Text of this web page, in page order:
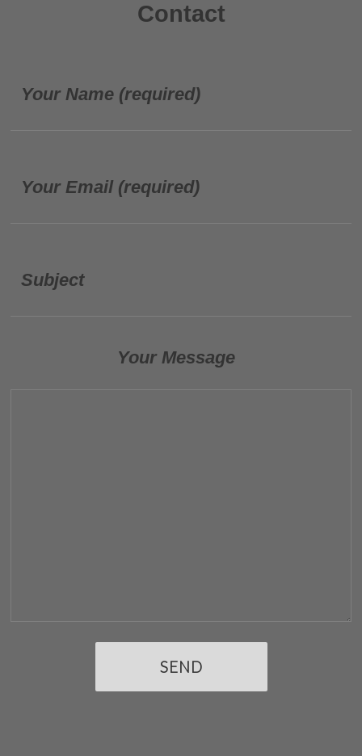
Contact
Your Name (required)
Your Email (required)
Subject
Your Message